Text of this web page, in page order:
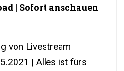
| Sofort anschauen
von Livestream
| Alles ist fürs